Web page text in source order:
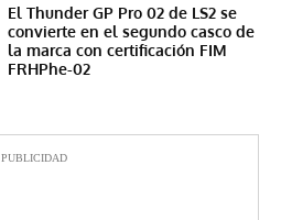
El Thunder GP Pro 02 de LS2 se
convierte en el segundo casco de
la marca con certificación FIM
FRHPhe-02
PUBLICIDAD